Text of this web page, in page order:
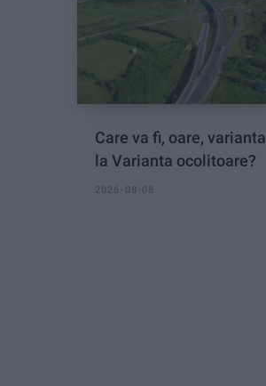
Care va fi, oare, varianta
la Varianta ocolitoare?
2026-08-08